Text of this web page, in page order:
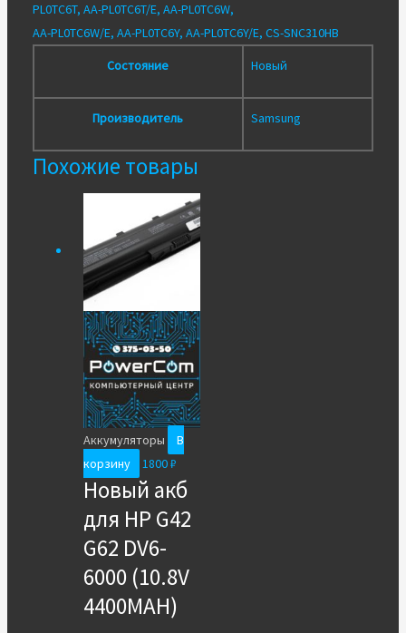
PL0TC6T, AA-PL0TC6T/E, AA-PL0TC6W,
AA-PL0TC6W/E, AA-PL0TC6Y, AA-PL0TC6Y/E, CS-SNC310HB
Состояние
Новый
Производитель Samsung
Похожие товары
Аккумуляторы
В
корзину
1800₽
Новый акб
для HP G42
G62 DV6-
6000 (10.8V
4400MAH)